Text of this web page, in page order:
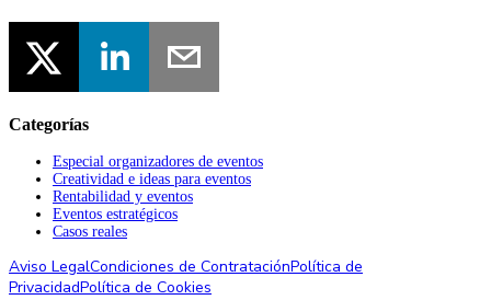
Categorías
Especial organizadores de eventos
Creatividad e ideas para eventos
Rentabilidad y eventos
Eventos estratégicos
Casos reales
Aviso LegalCondiciones de ContrataciónPolítica de
PrivacidadPolítica de Cookies